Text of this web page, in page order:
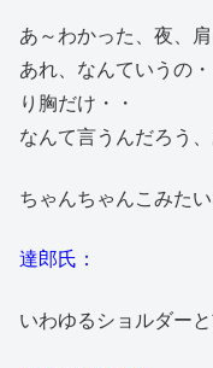
あ～わかった、夜、
あれ、なんていうの
り胸だけ・・
なんて言うんだろう、
ちゃんちゃんこみた
達郎氏：
いわゆるショルダー